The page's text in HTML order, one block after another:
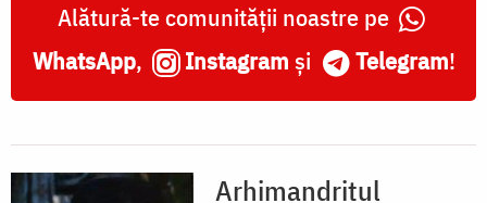
Alătură-te comunității noastre pe
WhatsApp, Instagram și Telegram!
Arhimandritul